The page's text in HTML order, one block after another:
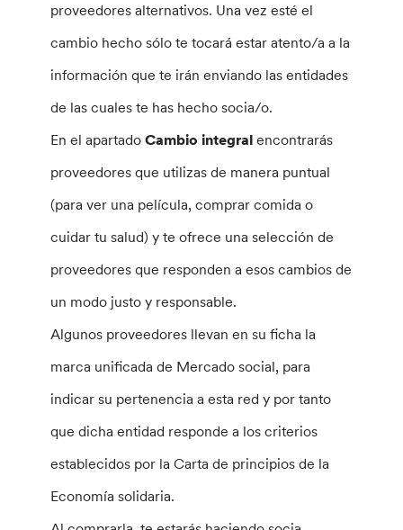
proveedores alternativos. Una vez esté el
cambio hecho sólo te tocará estar atento/a a la
información que te irán enviando las entidades
de las cuales te has hecho socia/o.
En el apartadoCambio integralencontrarás
proveedores que utilizas de manera puntual
(para ver una película, comprar comida o
cuidar tu salud) y te ofrece una selección de
proveedores que responden a esos cambios de
un modo justo y responsable.
Algunos proveedores llevan en su ficha la
marca unificada de Mercado social, para
indicar su pertenencia a esta red y por tanto
que dicha entidad responde a los criterios
establecidos por la Carta de principios de la
Economía solidaria.